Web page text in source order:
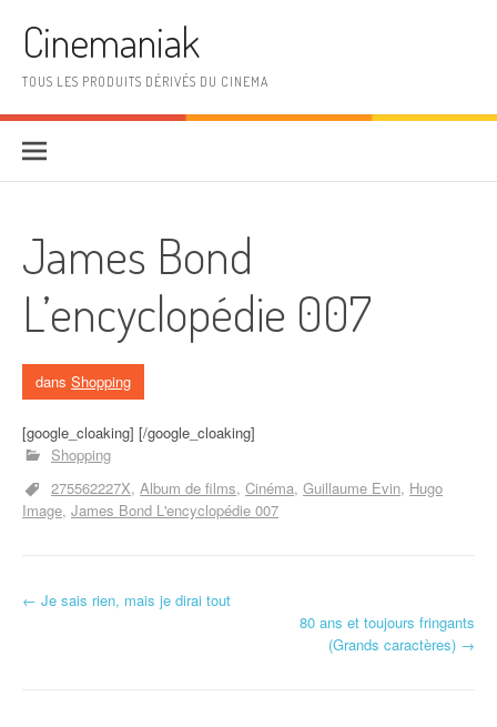
Cinemaniak
TOUS LES PRODUITS DÉRIVÉS DU CINEMA
James Bond
L’encyclopédie 007
dans Shopping
[google_cloaking] [/google_cloaking]
Shopping
275562227X Album de films Cinéma Guillaume Evin Hugo
Image James Bond L'encyclopédie 007
Navigation d'article
← Je sais rien, mais je dirai tout
80 ans et toujours fringants
(Grands caractères) →